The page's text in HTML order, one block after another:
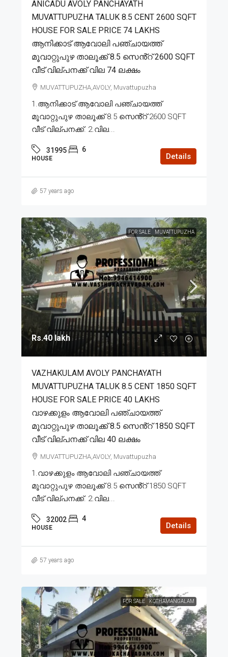
ANICADU AVOLY PANCHAYATH
MUVATTUPUZHA TALUK 8.5 CENT 2600 SQFT
HOUSE FOR SALE PRICE 74 LAKHS
ആനിക്കാട് ആവോലി പഞ്ചായത്ത്
മൂവാറ്റുപുഴ താലൂക്ക് 8.5 സെൻ്റ് 2600 SQFT
വീട് വില്പനക്ക് വില 74 ലക്ഷം
MUVATTUPUZHA,AVOLY, Muvattupuzha
1.ആനിക്കാട് ആവോലി പഞ്ചായത്ത്
മൂവാറ്റുപുഴ താലൂക്ക് 8.5 സെൻ്റ് 2600 SQFT
വീട് വില്പനക്ക്. 2.വില...
31995 6
HOUSE Details
57 years ago
FOR SALE MUVATTUPUZHA
Rs.40 lakh
VAZHAKULAM AVOLY PANCHAYATH
MUVATTUPUZHA TALUK 8.5 CENT 1850 SQFT
HOUSE FOR SALE PRICE 40 LAKHS
വാഴക്കുളം ആവോലി പഞ്ചായത്ത്
മൂവാറ്റുപുഴ താലൂക്ക് 8.5 സെൻ്റ് 1850 SQFT
വീട് വില്പനക്ക് വില 40 ലക്ഷം
MUVATTUPUZHA,AVOLY, Muvattupuzha
1.വാഴക്കുളം ആവോലി പഞ്ചായത്ത്
മൂവാറ്റുപുഴ താലൂക്ക് 8.5 സെൻ്റ് 1850 SQFT
വീട് വില്പനക്ക്. 2.വില...
32002 4
HOUSE Details
57 years ago
FOR SALE KOTHAMANGALAM